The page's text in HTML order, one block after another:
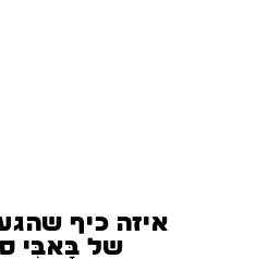
איזה כיף
של בָּאבִּי